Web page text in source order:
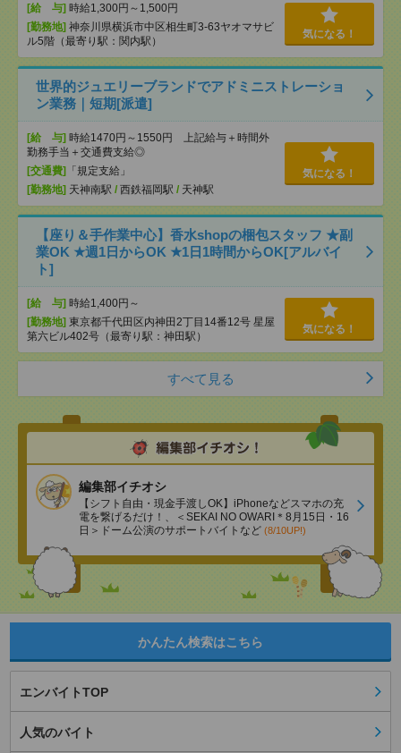
[給 与] 時給1,300円～1,500円
[勤務地] 神奈川県横浜市中区相生町3-63ヤオマサビ
ル5階（最寄り駅：関内駅）
気になる！
世界的ジュエリーブランドでアドミニストレーショ
ン業務｜短期[派遣]
[給 与] 時給1470円～1550円 上記給与＋時間外
勤務手当＋交通費支給◎
[交通費] 「規定支給」
[勤務地] 天神南駅 / 西鉄福岡駅 / 天神駅
気になる！
【座り＆手作業中心】香水shopの梱包スタッフ ★副
業OK ★週1日からOK ★1日1時間からOK[アルバイ
ト]
[給 与] 時給1,400円～
[勤務地] 東京都千代田区内神田2丁目14番12号 星屋
第六ビル402号（最寄り駅：神田駅）
気になる！
すべて見る
編集部イチオシ
【シフト自由・現金手渡しOK】iPhoneなどスマホの充
電を繋げるだけ！、＜SEKAI NO OWARI＊8月15日・16
日＞ドーム公演のサポートバイトなど (8/10UP!)
かんたん検索はこちら
エンバイトTOP
人気のバイト